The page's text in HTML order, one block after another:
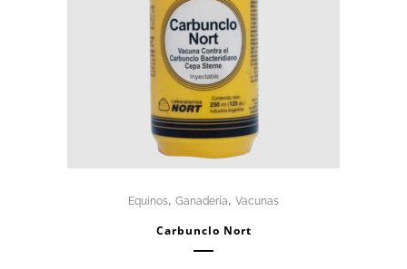
Equinos, Ganadería, Vacunas
Carbunclo Nort